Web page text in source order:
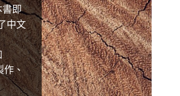
即
中文
作、